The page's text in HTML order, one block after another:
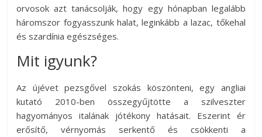
orvosok azt tanácsolják, hogy egy hónapban legalább
háromszor fogyasszunk halat, leginkább a lazac, tőkehal
és szardínia egészséges.
Mit igyunk?
Az újévet pezsgővel szokás köszönteni, egy angliai
kutató 2010-ben összegyűjtötte a szilveszter
hagyományos italának jótékony hatásait. Eszerint ér
erősítő, vérnyomás serkentő és csökkenti a